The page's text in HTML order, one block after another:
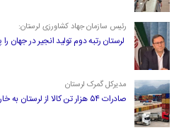
رئیس سازمان جهاد کشاورزی لرستان:
لرستان رتبه دوم تولید انجیر در جهان
مدیرکل گمرک لرستان
صادرات ۵۴ هزار تن کالا از لرستان به خارج از کشور